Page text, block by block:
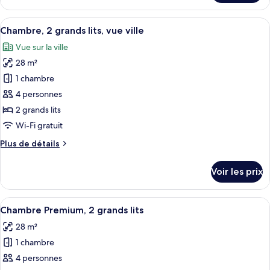
2
grands
lits
le
type
de
Chambre
Standard,
2
grands
lits
Afficher
toutes
les
photos
pour
ce
type
de
chambre :
Chambre,
lits,
vue
ville
Une chambre d’hôtel avec deux lits,
7
Chambre, 2 grands lits, vue ville
Vue sur la ville
28 m²
1 chambre
4 personnes
2 grands lits
Wi-Fi gratuit
Plus de détails
Plus
le
type
de
Chambre,
2
grands
lits,
Voir les prix
Afficher
toutes
les
photos
pour
Une chambre d’hôtel avec deux lits,
7
Chambre Premium, 2 grands lits
28 m²
1 chambre
4 personnes